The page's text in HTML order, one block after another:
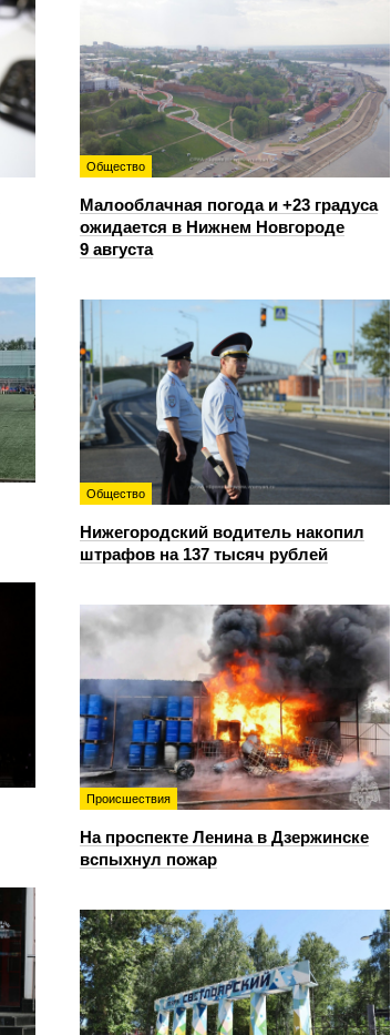
Общество
Малооблачная погода и +23 градуса
ожидается в Нижнем Новгороде
9 августа
Общество
Нижегородский водитель накопил
штрафов на 137 тысяч рублей
Происшествия
На проспекте Ленина в Дзержинске
вспыхнул пожар